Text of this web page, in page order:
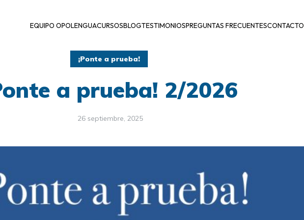
EQUIPO OPOLENGUACURSOSBLOGTESTIMONIOSPREGUNTAS FRECUENTESCONTACTO
¡Ponte a prueba!
a prueba! 2/2026
26 septiembre, 2025